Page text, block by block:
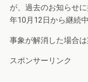
が、過去のお知らせ
年10月12日から継続
事象が解消した場合
スポンサーリンク